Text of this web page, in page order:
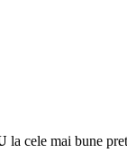
la cele mai bune